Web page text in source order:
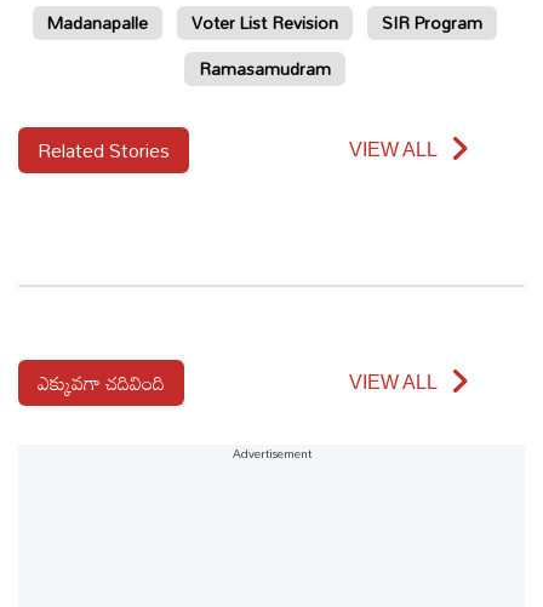
Madanapalle Voter List Revision
SIR Program
Ramasamudram
Related Stories VIEW ALL
ఎక్కువగా చదివింది VIEW ALL
Advertisement